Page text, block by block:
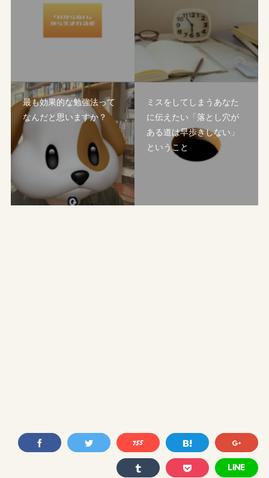
最も効果的な勉強法って
なんだと思いますか？
ミスをしてしまうあなた
に伝えたい「落とし穴が
ある道は早歩きしない」
ということ